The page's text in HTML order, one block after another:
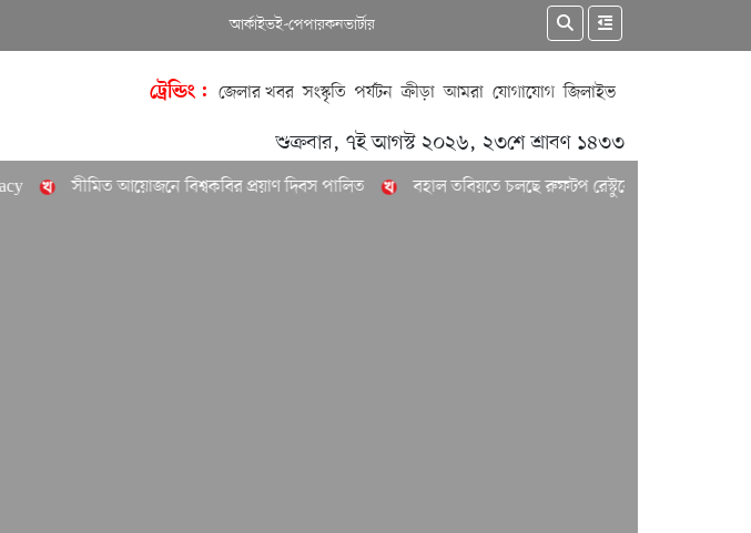
আর্কাইভই-পেপারকনভার্টার
ট্রেন্ডিং : জেলার খবর সংস্কৃতি পর্যটন ক্রীড়া আমরা যোগাযোগ জিলাইভ
শুক্রবার, ৭ই আগস্ট ২০২৬, ২৩শে শ্রাবণ ১৪৩৩
সীমিত আয়োজনে বিশ্বকবির প্রয়াণ দিবস পালিত বহাল তবিয়তে চলছে রুফটপ রেস্টুরেন্ট স্কাই বাইট